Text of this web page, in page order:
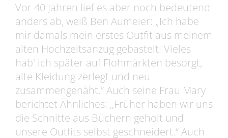
Vor 40 Jahren lief es aber noch bedeutend
anders ab, weiß Ben Aumeier: „Ich habe
mir damals mein erstes Outfit aus meinem
alten Hochzeitsanzug gebastelt! Vieles
hab' ich später auf Flohmärkten besorgt,
alte Kleidung zerlegt und neu
zusammengenäht.“ Auch seine Frau Mary
berichtet Ähnliches: „Früher haben wir uns
die Schnitte aus Büchern geholt und
unsere Outfits selbst geschneidert.“ Auch